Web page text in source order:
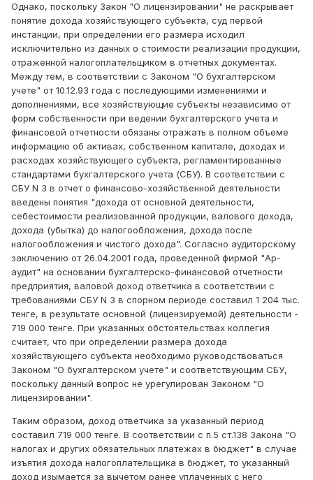
Однако, поскольку Закон "О лицензировании" не раскрывает
понятие дохода хозяйствующего субъекта, суд первой
инстанции, при определении его размера исходил
исключительно из данных о стоимости реализации продукции,
отраженной налогоплательщиком в отчетных документах.
Между тем, в соответствии с Законом "О бухгалтерском
учете" от 10.12.93 года с последующими изменениями и
дополнениями, все хозяйствующие субъекты независимо от
форм собственности при ведении бухгалтерского учета и
финансовой отчетности обязаны отражать в полном объеме
информацию об активах, собственном капитале, доходах и
расходах хозяйствующего субъекта, регламентированные
стандартами бухгалтерского учета (СБУ). В соответствии с
СБУ N 3 в отчет о финансово-хозяйственной деятельности
введены понятия "дохода от основной деятельности,
себестоимости реализованной продукции, валового дохода,
дохода (убытка) до налогообложения, дохода после
налогообложения и чистого дохода". Согласно аудиторскому
заключению от 26.04.2001 года, проведенной фирмой "Ар-
аудит" на основании бухгалтерско-финансовой отчетности
предприятия, валовой доход ответчика в соответствии с
требованиями СБУ N 3 в спорном периоде составил 1 204 тыс.
тенге, в результате основной (лицензируемой) деятельности -
719 000 тенге. При указанных обстоятельствах коллегия
считает, что при определении размера дохода
хозяйствующего субъекта необходимо руководствоваться
Законом "О бухгалтерском учете" и соответствующим СБУ,
поскольку данный вопрос не урегулирован Законом "О
лицензировании".
Таким образом, доход ответчика за указанный период
составил 719 000 тенге. В соответствии с п.5 ст.138 Закона "О
налогах и других обязательных платежах в бюджет" в случае
изъятия дохода налогоплательщика в бюджет, то указанный
доход изымается за вычетом ранее уплаченных с него